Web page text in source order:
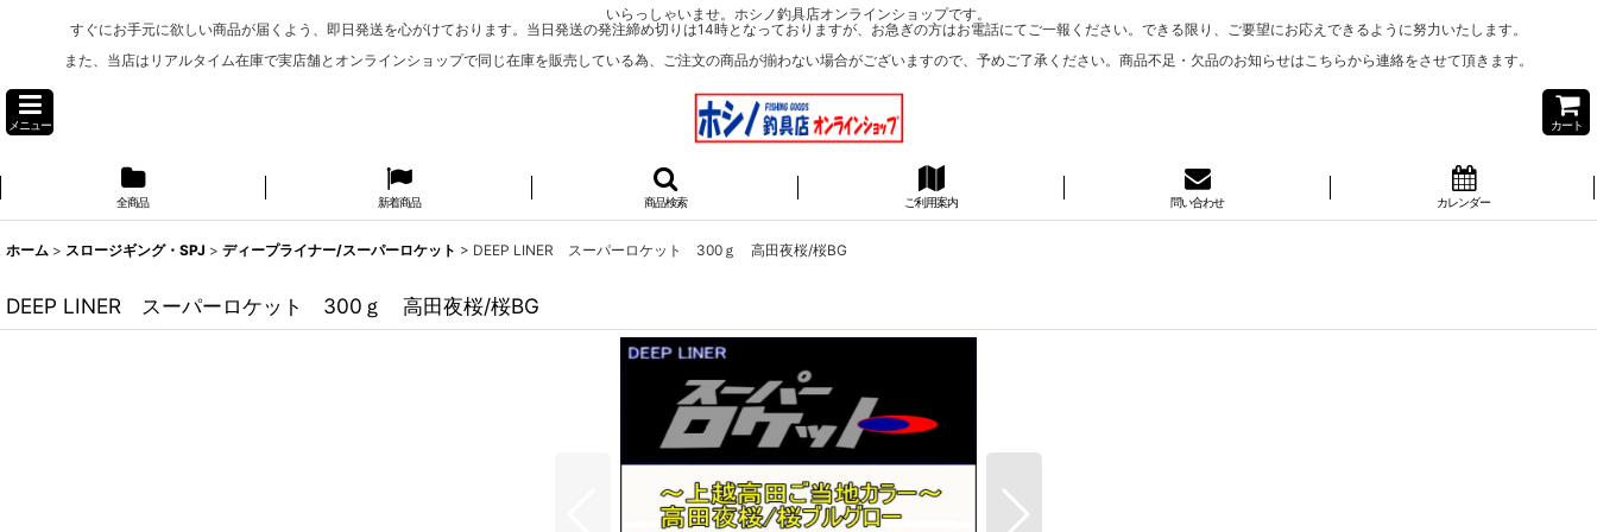
いらっしゃいませ。ホシノ釣具店オンラインショップです。
すぐにお手元に欲しい商品が届くよう、即日発送を心がけております。当日発送の発注締め切りは14時となっておりますが、お急ぎの方はお電話にてご一報ください。できる限り、ご要望にお応えできるように努力いたします。
また、当店はリアルタイム在庫で実店舗とオンラインショップで同じ在庫を販売している為、ご注文の商品が揃わない場合がございますので、予めご了承ください。商品不足・欠品のお知らせはこちらから連絡をさせて頂きます。
メニュー カート
全商品 新着商品 商品検索 ご利用案内 問い合わせ カレンダー
ホーム > スロージギング・SPJ > ディープライナー/スーパーロケット > DEEP LINER スーパーロケット 300ｇ 高田夜桜/桜BG
DEEP LINER スーパーロケット 300ｇ 高田夜桜/桜BG